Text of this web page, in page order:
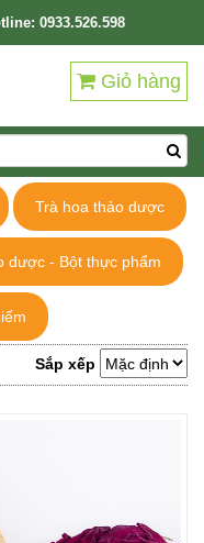
0933.526.598
Giỏ hàng
Trà hoa thảo dược
dược - Bột thực phẩm
Sắp xếp